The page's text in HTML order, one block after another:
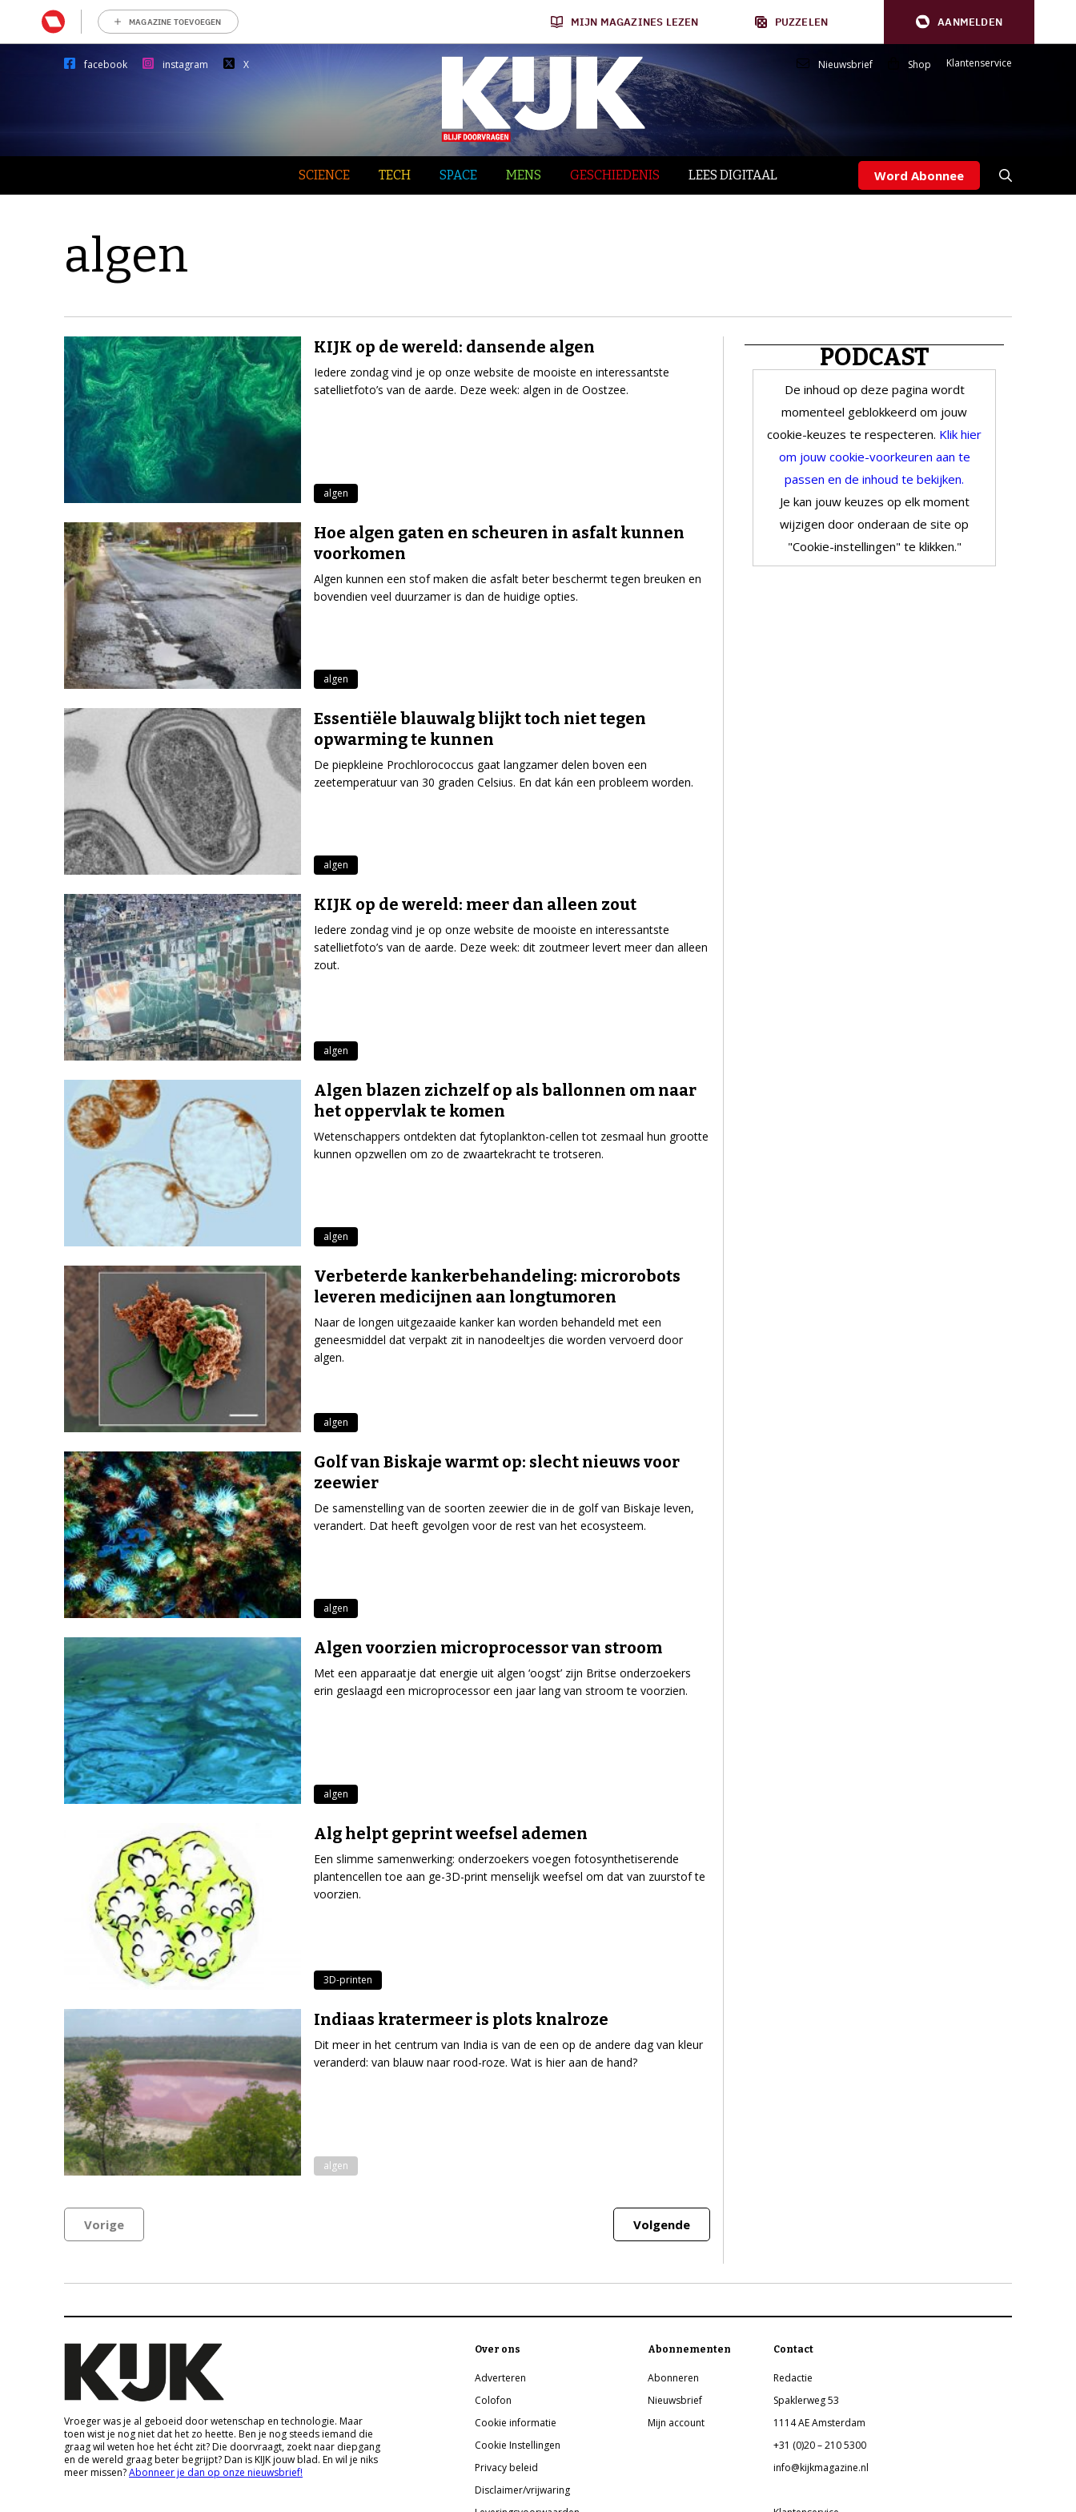
MAGAZINE TOEVOEGEN MIJN MAGAZINES LEZEN PUZZELEN AANMELDEN
facebook instagram X Nieuwsbrief Shop Klantenservice
SCIENCE TECH SPACE MENS GESCHIEDENIS LEES DIGITAAL Word Abonnee
algen
KIJK op de wereld: dansende algen
Iedere zondag vind je op onze website de mooiste en interessantste
satellietfoto’s van de aarde. Deze week: algen in de Oostzee.
algen
Hoe algen gaten en scheuren in asfalt kunnen
voorkomen
Algen kunnen een stof maken die asfalt beter beschermt tegen breuken en
bovendien veel duurzamer is dan de huidige opties.
algen
Essentiële blauwalg blijkt toch niet tegen
opwarming te kunnen
De piepkleine Prochlorococcus gaat langzamer delen boven een
zeetemperatuur van 30 graden Celsius. En dat kán een probleem worden.
algen
KIJK op de wereld: meer dan alleen zout
Iedere zondag vind je op onze website de mooiste en interessantste
satellietfoto’s van de aarde. Deze week: dit zoutmeer levert meer dan alleen
zout.
algen
Algen blazen zichzelf op als ballonnen om naar
het oppervlak te komen
Wetenschappers ontdekten dat fytoplankton-cellen tot zesmaal hun grootte
kunnen opzwellen om zo de zwaartekracht te trotseren.
algen
Verbeterde kankerbehandeling: microrobots
leveren medicijnen aan longtumoren
Naar de longen uitgezaaide kanker kan worden behandeld met een
geneesmiddel dat verpakt zit in nanodeeltjes die worden vervoerd door
algen.
algen
Golf van Biskaje warmt op: slecht nieuws voor
zeewier
De samenstelling van de soorten zeewier die in de golf van Biskaje leven,
verandert. Dat heeft gevolgen voor de rest van het ecosysteem.
algen
Algen voorzien microprocessor van stroom
Met een apparaatje dat energie uit algen ‘oogst’ zijn Britse onderzoekers
erin geslaagd een microprocessor een jaar lang van stroom te voorzien.
algen
Alg helpt geprint weefsel ademen
Een slimme samenwerking: onderzoekers voegen fotosynthetiserende
plantencellen toe aan ge-3D-print menselijk weefsel om dat van zuurstof te
voorzien.
3D-printen
Indiaas kratermeer is plots knalroze
Dit meer in het centrum van India is van de een op de andere dag van kleur
veranderd: van blauw naar rood-roze. Wat is hier aan de hand?
algen
Vorige Volgende
PODCAST
De inhoud op deze pagina wordt
momenteel geblokkeerd om jouw
cookie-keuzes te respecteren. Klik hier
om jouw cookie-voorkeuren aan te
passen en de inhoud te bekijken.
Je kan jouw keuzes op elk moment
wijzigen door onderaan de site op
"Cookie-instellingen" te klikken."
Vroeger was je al geboeid door wetenschap en technologie. Maar
toen wist je nog niet dat het zo heette. Ben je nog steeds iemand die
graag wil weten hoe het écht zit? Die doorvraagt, zoekt naar diepgang
en de wereld graag beter begrijpt? Dan is KIJK jouw blad. En wil je niks
meer missen?Abonneer je dan op onze nieuwsbrief!
Over ons
Adverteren
Colofon
Cookie informatie
Cookie Instellingen
Privacy beleid
Disclaimer/vrijwaring
Abonnementen
Abonneren
Nieuwsbrief
Mijn account
Contact
Redactie
Spaklerweg 53
1114 AE Amsterdam
+31 (0)20 – 210 5300
info@kijkmagazine.nl